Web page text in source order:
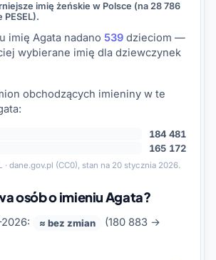
imię żeńskie w Polsce (na 28 786
imię Agata nadano 539 dzieciom —
wybierane imię dla dziewczynek
obchodzących imieniny w te
184 481
165 172
· dane.gov.pl (CC0), stan na 20 stycznia 2026.
osób o imieniu Agata?
≈ bez zmian
(180 883 →